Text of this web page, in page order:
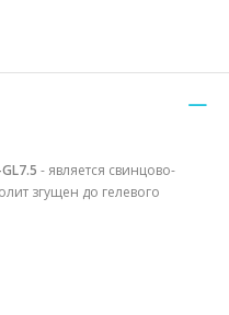
- является свинцово-
згущен до гелевого